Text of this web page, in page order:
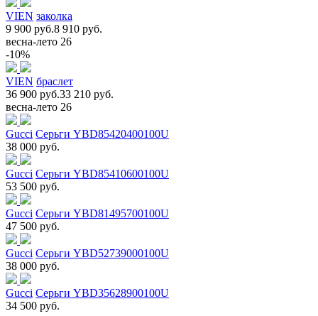
VIEN заколка
9 900 руб.8 910 руб.
весна-лето 26
-10%
VIEN браслет
36 900 руб.33 210 руб.
весна-лето 26
Gucci Серьги YBD85420400100U
38 000 руб.
Gucci Серьги YBD85410600100U
53 500 руб.
Gucci Серьги YBD81495700100U
47 500 руб.
Gucci Серьги YBD52739000100U
38 000 руб.
Gucci Серьги YBD35628900100U
34 500 руб.